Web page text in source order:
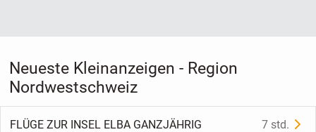
Neueste Kleinanzeigen - Region
Nordwestschweiz
FLÜGE ZUR INSEL ELBA GANZJÄHRIG 7 std.